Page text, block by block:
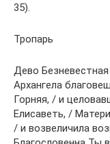
35).
Тропарь
Дево
Архангела
Горняя, / и
Елисаветь, /
/ и возвеличила